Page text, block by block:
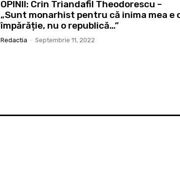
OPINII: Crin Triandafil Theodorescu –
„Sunt monarhist pentru că inima mea e
împărăție, nu o republică…”
Redactia - Septembrie 11, 2022